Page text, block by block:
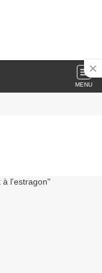
MENU